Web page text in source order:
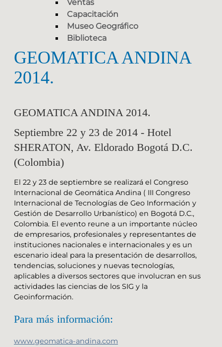
Ventas
Capacitación
Museo Geográfico
Biblioteca
GEOMATICA ANDINA
2014.
GEOMATICA ANDINA 2014.
Septiembre 22 y 23 de 2014 - Hotel
SHERATON, Av. Eldorado Bogotá D.C.
(Colombia)
El 22 y 23 de septiembre se realizará el Congreso
Internacional de Geomática Andina ( III Congreso
Internacional de Tecnologías de Geo Información y
Gestión de Desarrollo Urbanístico) en Bogotá D.C.,
Colombia. El evento reune a un importante núcleo
de empresarios, profesionales y representantes de
instituciones nacionales e internacionales y es un
escenario ideal para la presentación de desarrollos,
tendencias, soluciones y nuevas tecnologías,
aplicables a diversos sectores que involucran en sus
actividades las ciencias de los SIG y la
Geoinformación.
Para más información:
www.geomatica-andina.com